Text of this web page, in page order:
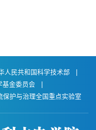
人民共和国科学技术部
基金委员会
保护与治理全国重点实验室